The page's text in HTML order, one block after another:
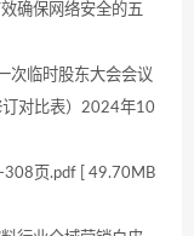
确保网络安全的五
临时股东大会会议
对比表）2024年10
页.pdf [ 49.70MB